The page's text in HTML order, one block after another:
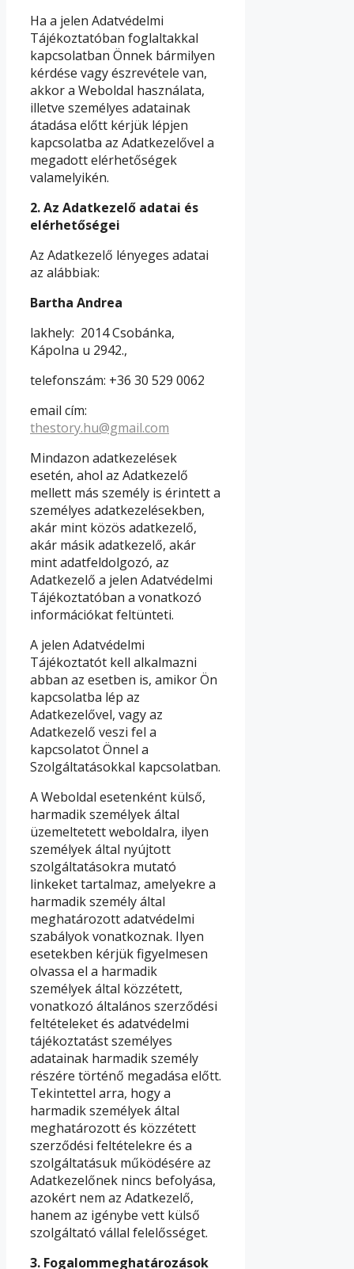
Ha a jelen Adatvédelmi
Tájékoztatóban foglaltakkal
kapcsolatban Önnek bármilyen
kérdése vagy észrevétele van,
akkor a Weboldal használata,
illetve személyes adatainak
átadása előtt kérjük lépjen
kapcsolatba az Adatkezelővel a
megadott elérhetőségek
valamelyikén.
2.Az Adatkezelő adatai és
elérhetőségei
Az Adatkezelő lényeges adatai
az alábbiak:
Bartha Andrea
lakhely: 2014 Csobánka,
Kápolna u 2942.,
telefonszám: +36 30 529 0062
email cím:
thestory.hu@gmail.com
Mindazon adatkezelések
esetén, ahol az Adatkezelő
mellett más személy is érintett a
személyes adatkezelésekben,
akár mint közös adatkezelő,
akár másik adatkezelő, akár
mint adatfeldolgozó, az
Adatkezelő a jelen Adatvédelmi
Tájékoztatóban a vonatkozó
információkat feltünteti.
A jelen Adatvédelmi
Tájékoztatót kell alkalmazni
abban az esetben is, amikor Ön
kapcsolatba lép az
Adatkezelővel, vagy az
Adatkezelő veszi fel a
kapcsolatot Önnel a
Szolgáltatásokkal kapcsolatban.
A Weboldal esetenként külső,
harmadik személyek által
üzemeltetett weboldalra, ilyen
személyek által nyújtott
szolgáltatásokra mutató
linkeket tartalmaz, amelyekre a
harmadik személy által
meghatározott adatvédelmi
szabályok vonatkoznak. Ilyen
esetekben kérjük figyelmesen
olvassa el a harmadik
személyek által közzétett,
vonatkozó általános szerződési
feltételeket és adatvédelmi
tájékoztatást személyes
adatainak harmadik személy
részére történő megadása előtt.
Tekintettel arra, hogy a
harmadik személyek által
meghatározott és közzétett
szerződési feltételekre és a
szolgáltatásuk működésére az
Adatkezelőnek nincs befolyása,
azokért nem az Adatkezelő,
hanem az igénybe vett külső
szolgáltató vállal felelősséget.
3. Fogalommeghatározások